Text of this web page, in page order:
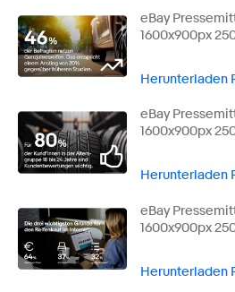
eBay
1600x900px
Herunterladen
eBay
1600x900px
Herunterladen
eBay
1600x900px
Herunterladen